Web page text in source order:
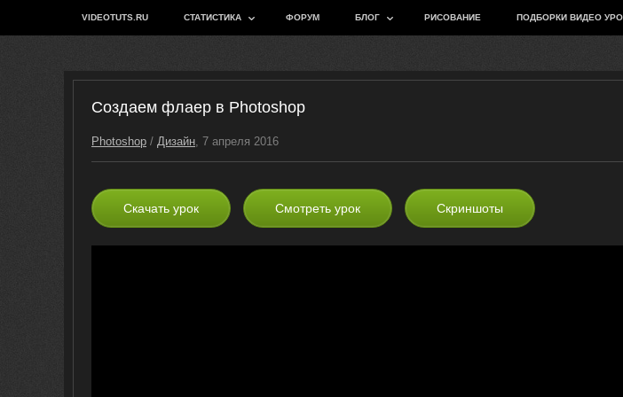
VIDEOTUTS.RU СТАТИСТИКА ФОРУМ БЛОГ РИСОВАНИЕ ПОДБОРКИ ВИДЕО
Создаем флаер в Photoshop
Photoshop / Дизайн, 7 апреля 2016
Скачать урок Смотреть урок Скриншоты